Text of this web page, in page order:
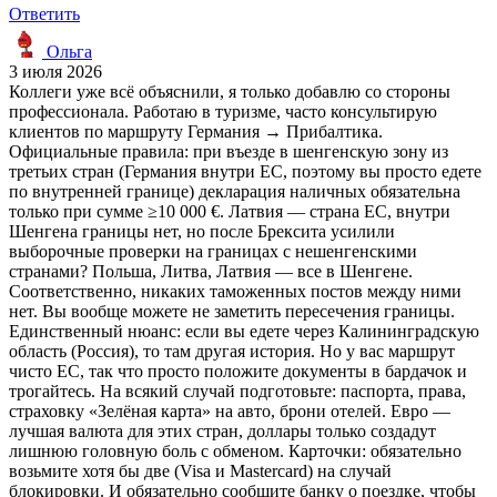
Ответить
Ольга
3 июля 2026
Коллеги уже всё объяснили, я только добавлю со стороны
профессионала. Работаю в туризме, часто консультирую
клиентов по маршруту Германия → Прибалтика.
Официальные правила: при въезде в шенгенскую зону из
третьих стран (Германия внутри ЕС, поэтому вы просто едете
по внутренней границе) декларация наличных обязательна
только при сумме ≥10 000 €. Латвия — страна ЕС, внутри
Шенгена границы нет, но после Брексита усилили
выборочные проверки на границах с нешенгенскими
странами? Польша, Литва, Латвия — все в Шенгене.
Соответственно, никаких таможенных постов между ними
нет. Вы вообще можете не заметить пересечения границы.
Единственный нюанс: если вы едете через Калининградскую
область (Россия), то там другая история. Но у вас маршрут
чисто ЕС, так что просто положите документы в бардачок и
трогайтесь. На всякий случай подготовьте: паспорта, права,
страховку «Зелёная карта» на авто, брони отелей. Евро —
лучшая валюта для этих стран, доллары только создадут
лишнюю головную боль с обменом. Карточки: обязательно
возьмите хотя бы две (Visa и Mastercard) на случай
блокировки. И обязательно сообщите банку о поездке, чтобы